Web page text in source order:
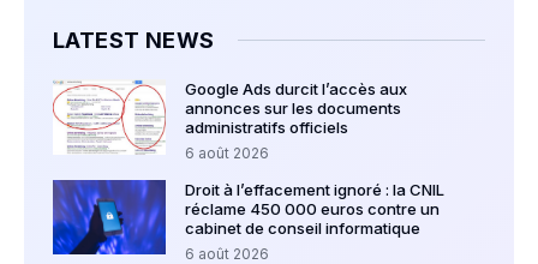
LATEST NEWS
Google Ads durcit l’accès aux
annonces sur les documents
administratifs officiels
6 août 2026
Droit à l’effacement ignoré : la CNIL
réclame 450 000 euros contre un
cabinet de conseil informatique
6 août 2026